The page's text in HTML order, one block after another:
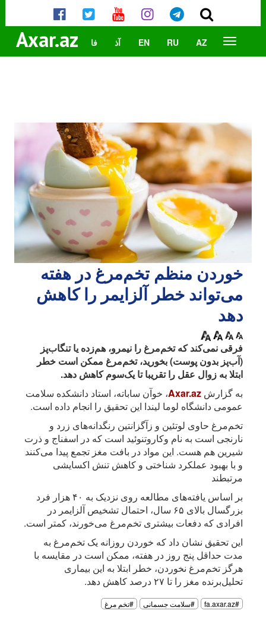
Axar.az AZ
RU
EN آذ فا
خوردن منظم تخم‌مرغ در هفته
می‌تواند خطر آلزایمر را کاهش
دهد
فرقی نمی‌کند که تخم‌مرغ را نیمرو، هم‌زده یا تنگاب‌پز
(آب‌پز بدون پوست) بخورید، تخم‌مرغ ممکن است خطر
ابتلا به زوال عقل را تقریبا تا یک‌سوم کاهش دهد.
به گزارش Axar.az، خوآن ساباته، استاد دانشکده سلامت
عمومی دانشگاه لوما لیندا این تحقیق را انجام داده است.
تخم‌مرغ حاوی لوتئین و زآگزانتین رنگدانه‌های زرد و
نارنجی است به نام وکاروتنوئید است که در اسفناج و ذرت
شیرین هم هست. این مواد در بافت مغز تجمع پیدا می‌کنند
و با بهبود عملکرد شناختی و کاهش تنش اکسایشی
مرتبطند
بر اساس یافته‌های مطالعه روی نزدیک به ۴۰ هزار فرد
بزرگسال بالای ۶۵ سال، احتمال تشخیص آلزایمر در
افرادی که دفعات بیشتری تخم‌مرغ می‌خورند، کمتر است.
این تحقیق نشان داد که خوردن روزانه یک تخم‌مرغ به
مدت حداقل پنج روز در هفته، ممکن است در مقایسه با
هرگز تخم‌مرغ نخوردن، خطر ابتلا به این بیماری
تحلیل‌برنده مغز را تا ۲۷ درصد کاهش دهد.
#fa.axar.az #سلامت جسمانی #تخم مرغ